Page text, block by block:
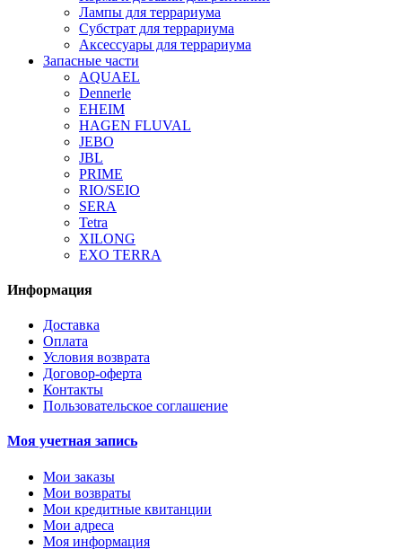
Лампы для террариума
Субстрат для террариума
Аксессуары для террариума
Запасные части
AQUAEL
Dennerle
EHEIM
HAGEN FLUVAL
JEBO
JBL
PRIME
RIO/SEIO
SERA
Tetra
XILONG
EXO TERRA
Информация
Доставка
Оплата
Условия возврата
Договор-оферта
Контакты
Пользовательское соглашение
Моя учетная запись
Мои заказы
Мои возвраты
Мои кредитные квитанции
Мои адреса
Моя информация